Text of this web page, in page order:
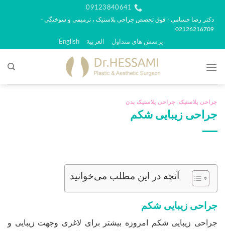
محتوا
09123840641
دکتر رضا حسامی - فوق تخصص جراحی پلاستیک ، ترمیمی و سوختگی -
02126216709
پرسش های متداول العربية English
جراحی پلاستیک جراحی پلاستیک بدن
جراحی زیبایی شکم
آنچه در این مطلب می‌خوانید
جراحی زیبایی شکم
جراحی زیبایی شکم امروزه بیشتر برای لاغری وجهت زیبایی و